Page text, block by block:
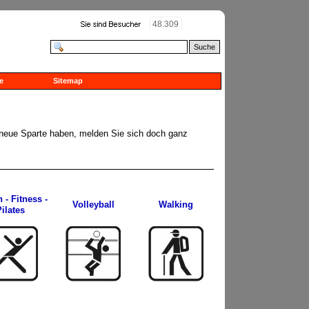
Suche
48.309
Sitemap
Sparte haben, melden Sie sich doch ganz
- Fitness -
Volleyball Walking